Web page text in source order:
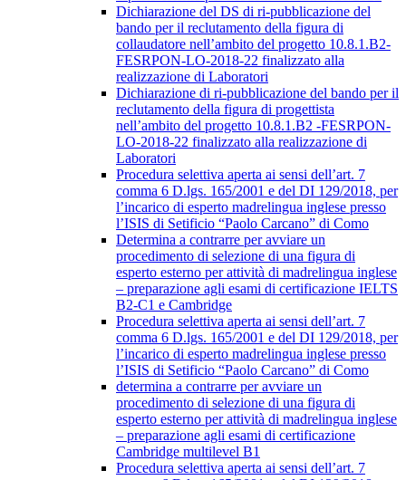
Dichiarazione del DS di ri-pubblicazione del
bando per il reclutamento della figura di
collaudatore nell’ambito del progetto 10.8.1.B2-
FESRPON-LO-2018-22 finalizzato alla
realizzazione di Laboratori
Dichiarazione di ri-pubblicazione del bando per il
reclutamento della figura di progettista
nell’ambito del progetto 10.8.1.B2 -FESRPON-
LO-2018-22 finalizzato alla realizzazione di
Laboratori
Procedura selettiva aperta ai sensi dell’art. 7
comma 6 D.lgs. 165/2001 e del DI 129/2018, per
l’incarico di esperto madrelingua inglese presso
l’ISIS di Setificio “Paolo Carcano” di Como
Determina a contrarre per avviare un
procedimento di selezione di una figura di
esperto esterno per attività di madrelingua inglese
– preparazione agli esami di certificazione IELTS
B2-C1 e Cambridge
Procedura selettiva aperta ai sensi dell’art. 7
comma 6 D.lgs. 165/2001 e del DI 129/2018, per
l’incarico di esperto madrelingua inglese presso
l’ISIS di Setificio “Paolo Carcano” di Como
determina a contrarre per avviare un
procedimento di selezione di una figura di
esperto esterno per attività di madrelingua inglese
– preparazione agli esami di certificazione
Cambridge multilevel B1
Procedura selettiva aperta ai sensi dell’art. 7